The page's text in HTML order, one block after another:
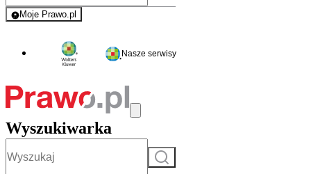
Moje Prawo.pl
- rejestracja i logowanie do serwisu
Nasze serwisy
Wyszukiwarka
Szukaj